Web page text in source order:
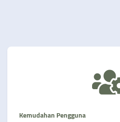
Kemudahan Pengguna